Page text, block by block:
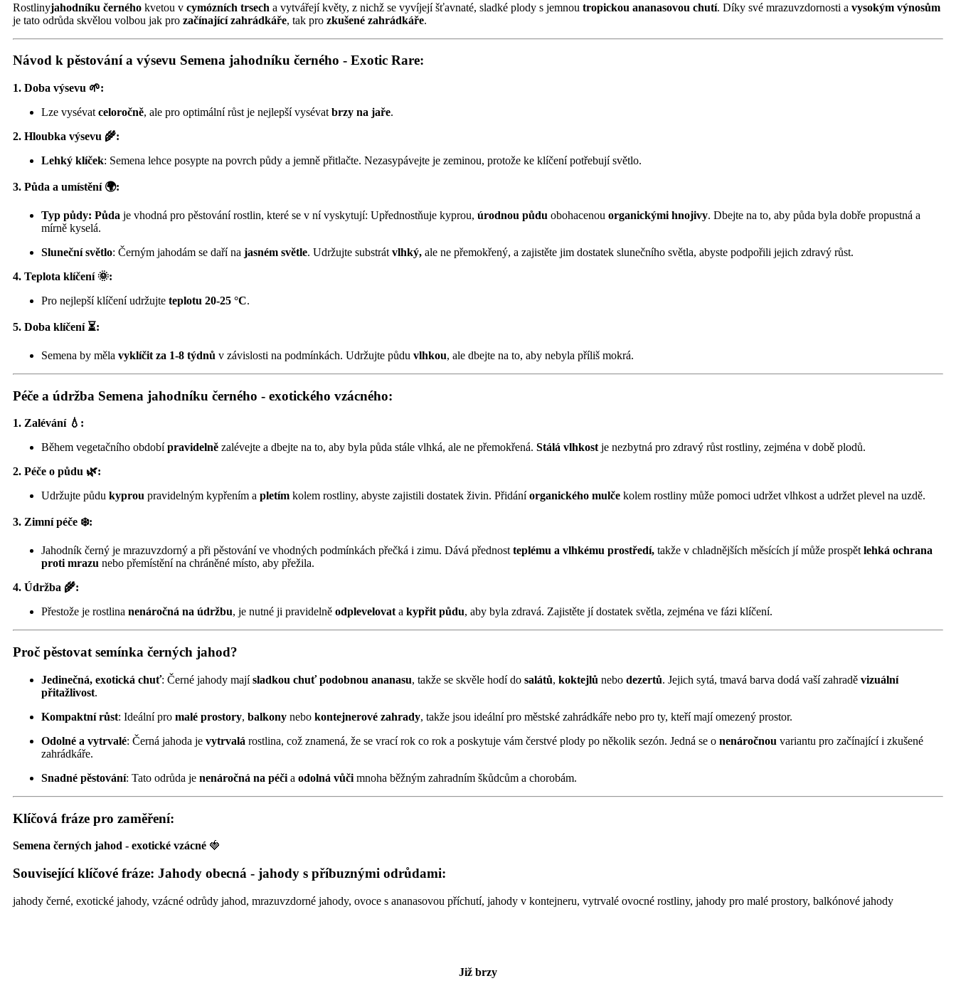
Rostlinyjahodníku černého kvetou v cymózních trsech a vytvářejí květy, z nichž se vyvíjejí šťavnaté, sladké plody s jemnou tropickou ananasovou chutí. Díky své mrazuvzdornosti a vysokým výnosům
je tato odrůda skvělou volbou jak pro začínající zahrádkáře, tak pro zkušené zahrádkáře.
Návod k pěstování a výsevu Semena jahodníku černého - Exotic Rare:
1. Doba výsevu 🌱:
Lze vysévat celoročně, ale pro optimální růst je nejlepší vysévat brzy na jaře.
2. Hloubka výsevu 🌾:
Lehký klíček: Semena lehce posypte na povrch půdy a jemně přitlačte. Nezasypávejte je zeminou, protože ke klíčení potřebují světlo.
3. Půda a umístění 🌍:
Typ půdy: Půda je vhodná pro pěstování rostlin, které se v ní vyskytují: Upřednostňuje kyprou, úrodnou půdu obohacenou organickými hnojivy. Dbejte na to, aby půda byla dobře propustná a
mírně kyselá.
Sluneční světlo: Černým jahodám se daří na jasném světle. Udržujte substrát vlhký, ale ne přemokřený, a zajistěte jim dostatek slunečního světla, abyste podpořili jejich zdravý růst.
4. Teplota klíčení 🌞:
Pro nejlepší klíčení udržujte teplotu 20-25 °C.
5. Doba klíčení ⏳:
Semena by měla vyklíčit za 1-8 týdnů v závislosti na podmínkách. Udržujte půdu vlhkou, ale dbejte na to, aby nebyla příliš mokrá.
Péče a údržba Semena jahodníku černého - exotického vzácného:
1. Zalévání 💧:
Během vegetačního obdobípravidelně zalévejte a dbejte na to, aby byla půda stále vlhká, ale ne přemokřená. Stálá vlhkost je nezbytná pro zdravý růst rostliny, zejména v době plodů.
2. Péče o půdu 🌿:
Udržujte půdu kyprou pravidelným kypřením a pletím kolem rostliny, abyste zajistili dostatek živin. Přidáníorganického mulče kolem rostliny může pomoci udržet vlhkost a udržet plevel na uzdě.
3. Zimní péče ❄️:
Jahodník černý je mrazuvzdorný a při pěstování ve vhodných podmínkách přečká i zimu. Dává přednost teplému a vlhkému prostředí, takže v chladnějších měsících jí může prospět lehká ochrana
proti mrazu nebo přemístění na chráněné místo, aby přežila.
4. Údržba 🌾:
Přestože je rostlina nenáročná na údržbu, je nutné ji pravidelně odplevelovat a kypřit půdu, aby byla zdravá. Zajistěte jí dostatek světla, zejména ve fázi klíčení.
Proč pěstovat semínka černých jahod?
Jedinečná, exotická chuť: Černé jahody majísladkou chuť podobnou ananasu, takže se skvěle hodí do salátů, koktejlů nebo dezertů. Jejich sytá, tmavá barva dodá vaší zahradě vizuální
přitažlivost.
Kompaktní růst: Ideální pro malé prostory, balkony nebo kontejnerové zahrady, takže jsou ideální pro městské zahrádkáře nebo pro ty, kteří mají omezený prostor.
Odolné a vytrvalé: Černá jahoda je vytrvalá rostlina, což znamená, že se vrací rok co rok a poskytuje vám čerstvé plody po několik sezón. Jedná se o nenáročnou variantu pro začínající i zkušené
zahrádkáře.
Snadné pěstování: Tato odrůda je nenáročná na péči a odolná vůči mnoha běžným zahradním škůdcům a chorobám.
Klíčová fráze pro zaměření:
Semena černých jahod - exotické vzácné 🍓
Související klíčové fráze: Jahody obecná - jahody s příbuznými odrůdami:
jahody černé, exotické jahody, vzácné odrůdy jahod, mrazuvzdorné jahody, ovoce s ananasovou příchutí, jahody v kontejneru, vytrvalé ovocné rostliny, jahody pro malé prostory, balkónové jahody
Již brzy